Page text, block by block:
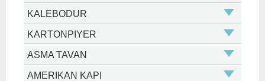
KALEBODUR
KARTONPIYER
ASMA TAVAN
AMERIKAN KAPI